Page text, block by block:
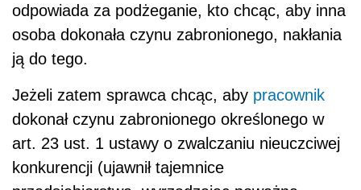
odpowiada za podżeganie, kto chcąc, aby inna
osoba dokonała czynu zabronionego, nakłania
ją do tego.
Jeżeli zatem sprawca chcąc, aby pracownik
dokonał czynu zabronionego określonego w
art. 23 ust. 1 ustawy o zwalczaniu nieuczciwej
konkurencji (ujawnił tajemnice